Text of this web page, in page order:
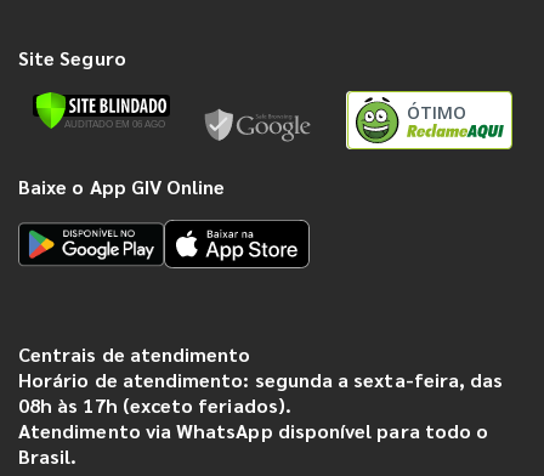
Site Seguro
ÓTIMO
Baixe o App GIV Online
Centrais de atendimento
Horário de atendimento: segunda a sexta-feira, das
08h às 17h (exceto feriados).
Atendimento via WhatsApp disponível para todo o
Brasil.